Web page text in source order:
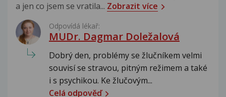
a jen co jsem se vratila... Zobrazit více
Odpovídá lékař:
MUDr. Dagmar Doležalová
Dobrý den, problémy se žlučníkem velmi
souvisí se stravou, pitným režimem a také
i s psychikou. Ke žlučovým...
Celá odpověď